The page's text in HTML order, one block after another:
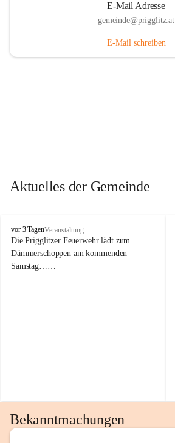
E-Mail Adresse
gemeinde@prigglitz.at
E-Mail schreiben
Aktuelles der Gemeinde
P
r
i
g
vor 3 TagenVeranstaltung
Die Prigglitzer Feuerwehr lädt zum
Dämmerschoppen am kommenden
Samstag……
Bekanntmachungen